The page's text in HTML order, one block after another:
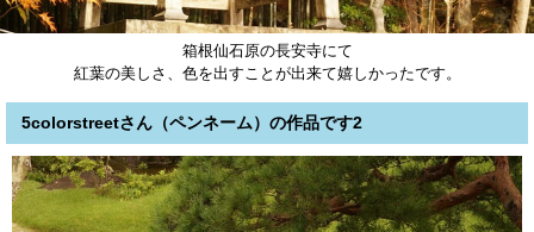
箱根仙石原の長安寺にて
紅葉の美しさ、色を出すことが出来て嬉しかったです。
5colorstreetさん（ペンネーム）の作品です2